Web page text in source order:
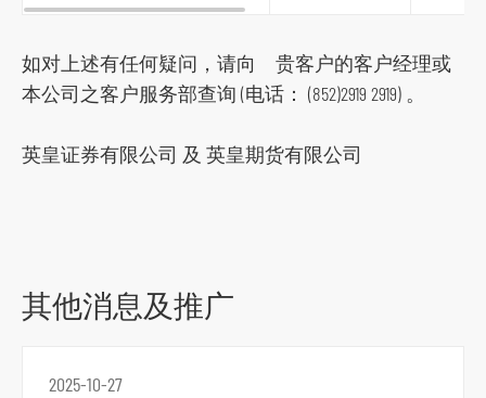
如对上述有任何疑问，请向 贵客户的客户经理或
本公司之客户服务部查询 (电话： (852)2919 2919) 。
英皇证券有限公司 及 英皇期货有限公司
其他消息及推广
2025-10-27